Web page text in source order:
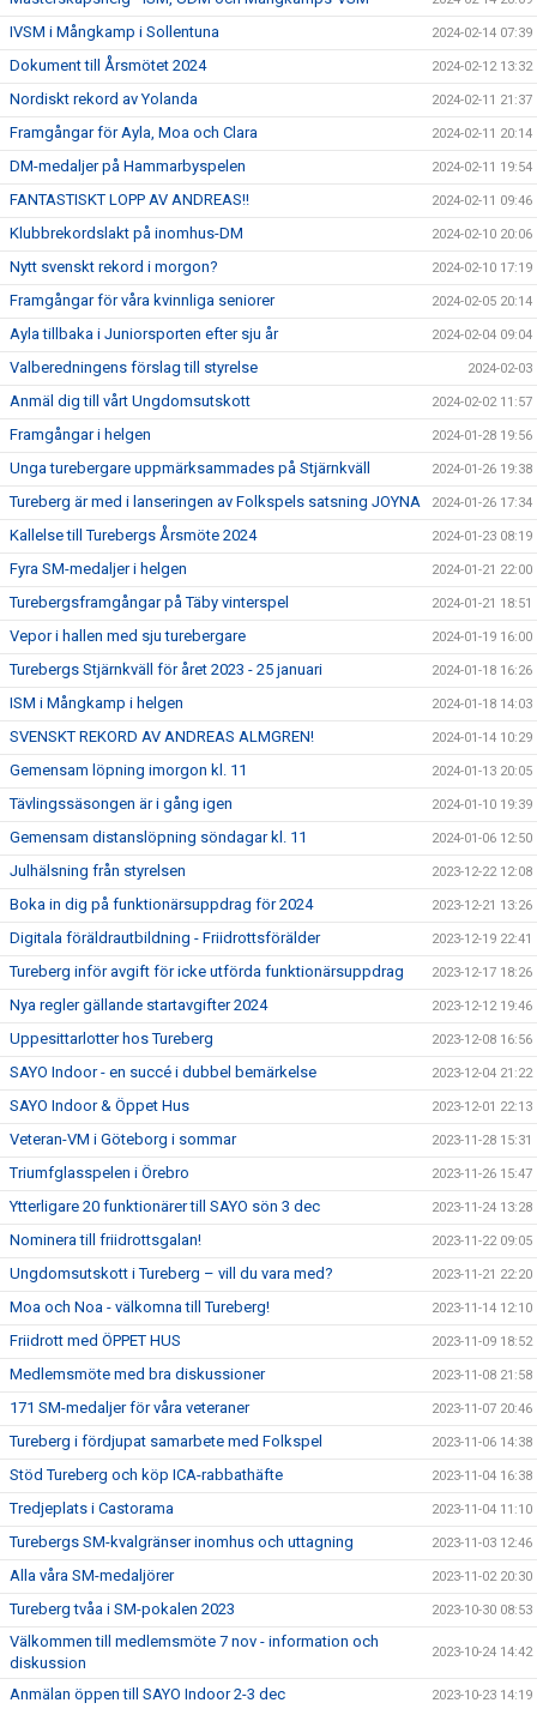
IVSM i Mångkamp i Sollentuna 2024-02-14 07:39
Dokument till Årsmötet 2024 2024-02-12 13:32
Nordiskt rekord av Yolanda 2024-02-11 21:37
Framgångar för Ayla, Moa och Clara 2024-02-11 20:14
DM-medaljer på Hammarbyspelen 2024-02-11 19:54
FANTASTISKT LOPP AV ANDREAS!! 2024-02-11 09:46
Klubbrekordslakt på inomhus-DM 2024-02-10 20:06
Nytt svenskt rekord i morgon? 2024-02-10 17:19
Framgångar för våra kvinnliga seniorer 2024-02-05 20:14
Ayla tillbaka i Juniorsporten efter sju år 2024-02-04 09:04
Valberedningens förslag till styrelse 2024-02-03
Anmäl dig till vårt Ungdomsutskott 2024-02-02 11:57
Framgångar i helgen 2024-01-28 19:56
Unga turebergare uppmärksammades på Stjärnkväll 2024-01-26 19:38
Tureberg är med i lanseringen av Folkspels satsning JOYNA 2024-01-26 17:34
Kallelse till Turebergs Årsmöte 2024 2024-01-23 08:19
Fyra SM-medaljer i helgen 2024-01-21 22:00
Turebergsframgångar på Täby vinterspel 2024-01-21 18:51
Vepor i hallen med sju turebergare 2024-01-19 16:00
Turebergs Stjärnkväll för året 2023 - 25 januari 2024-01-18 16:26
ISM i Mångkamp i helgen 2024-01-18 14:03
SVENSKT REKORD AV ANDREAS ALMGREN! 2024-01-14 10:29
Gemensam löpning imorgon kl. 11 2024-01-13 20:05
Tävlingssäsongen är i gång igen 2024-01-10 19:39
Gemensam distanslöpning söndagar kl. 11 2024-01-06 12:50
Julhälsning från styrelsen 2023-12-22 12:08
Boka in dig på funktionärsuppdrag för 2024 2023-12-21 13:26
Digitala föräldrautbildning - Friidrottsförälder 2023-12-19 22:41
Tureberg inför avgift för icke utförda funktionärsuppdrag 2023-12-17 18:26
Nya regler gällande startavgifter 2024 2023-12-12 19:46
Uppesittarlotter hos Tureberg 2023-12-08 16:56
SAYO Indoor - en succé i dubbel bemärkelse 2023-12-04 21:22
SAYO Indoor & Öppet Hus 2023-12-01 22:13
Veteran-VM i Göteborg i sommar 2023-11-28 15:31
Triumfglasspelen i Örebro 2023-11-26 15:47
Ytterligare 20 funktionärer till SAYO sön 3 dec 2023-11-24 13:28
Nominera till friidrottsgalan! 2023-11-22 09:05
Ungdomsutskott i Tureberg – vill du vara med? 2023-11-21 22:20
Moa och Noa - välkomna till Tureberg! 2023-11-14 12:10
Friidrott med ÖPPET HUS 2023-11-09 18:52
Medlemsmöte med bra diskussioner 2023-11-08 21:58
171 SM-medaljer för våra veteraner 2023-11-07 20:46
Tureberg i fördjupat samarbete med Folkspel 2023-11-06 14:38
Stöd Tureberg och köp ICA-rabbathäfte 2023-11-04 16:38
Tredjeplats i Castorama 2023-11-04 11:10
Turebergs SM-kvalgränser inomhus och uttagning 2023-11-03 12:46
Alla våra SM-medaljörer 2023-11-02 20:30
Tureberg tvåa i SM-pokalen 2023 2023-10-30 08:53
Välkommen till medlemsmöte 7 nov - information och
diskussion
2023-10-24 14:42
Anmälan öppen till SAYO Indoor 2-3 dec 2023-10-23 14:19